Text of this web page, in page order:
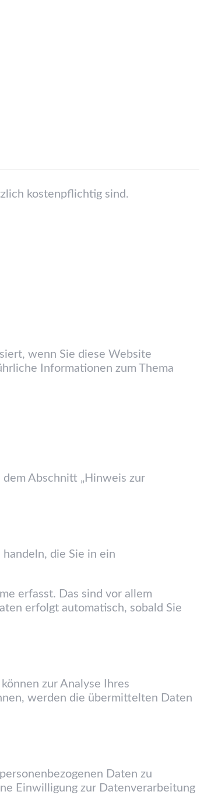
kostenpflichtig sind.
wenn Sie diese Website
Informationen zum Thema
Abschnitt „Hinweis zur
die Sie in ein
erfasst. Das sind vor allem
erfolgt automatisch, sobald Sie
zur Analyse Ihres
werden die übermittelten Daten
Daten zu
Einwilligung zur Datenverarbeitung